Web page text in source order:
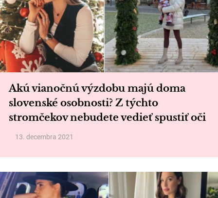
Akú vianočnú výzdobu majú doma
slovenské osobnosti? Z týchto
stromčekov nebudete vedieť spustiť oči
13. decembra 2021